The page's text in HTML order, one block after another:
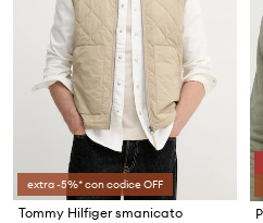
extra -5%* con codice OFF
Tommy Hilfiger smanicato